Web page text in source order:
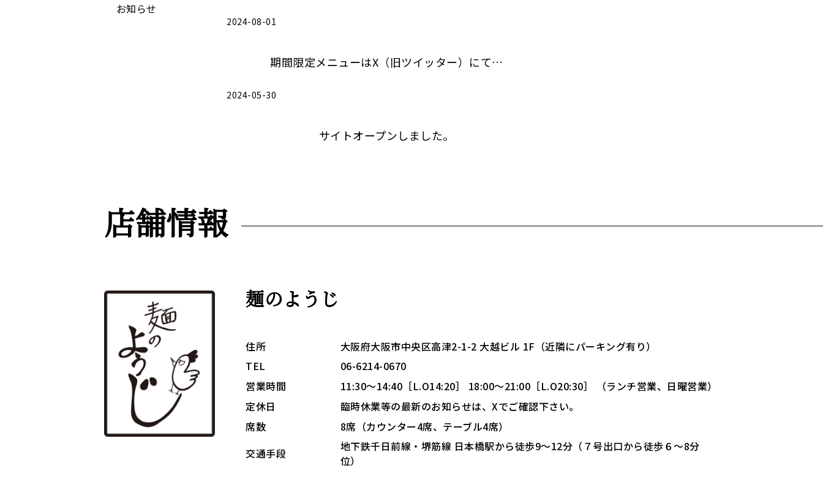
お知らせ
2024-08-01
期間限定メニューはX（旧ツイッター）にて…
2024-05-30
サイトオープンしました。
店舗情報
麺のようじ
住所
大阪府大阪市中央区高津2-1-2 大越ビル 1F（近隣にパーキング有り）
TEL
06-6214-0670
営業時間
11:30～14:40［L.O14:20］ 18:00～21:00［L.O20:30］ （ランチ営業、日曜営業）
定休日
臨時休業等の最新のお知らせは、Xでご確認下さい。
席数
8席（カウンター4席、テーブル4席）
交通手段
地下鉄千日前線・堺筋線 日本橋駅から徒歩9～12分（７号出口から徒歩６～8分
位）